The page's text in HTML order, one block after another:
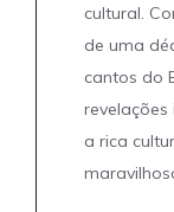
cultural.
de uma
cantos do
revelações
a rica